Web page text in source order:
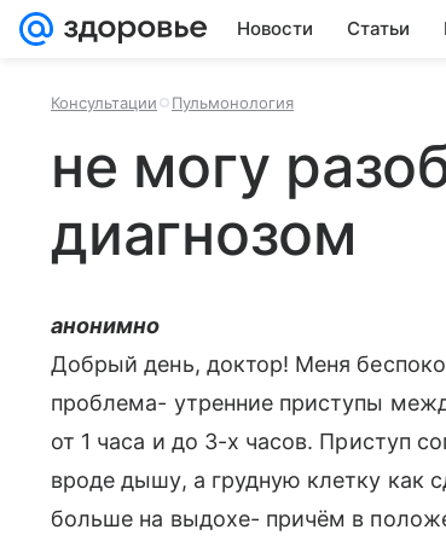
Новости Статьи
Консультации Пульмонология
не могу
диагнозом
анонимно
Добрый день, доктор! Меня
проблема- утренние приступы
от 1 часа и до 3-х часов. Приступ
вроде дышу, а грудную клетку как
больше на выдохе- причём в